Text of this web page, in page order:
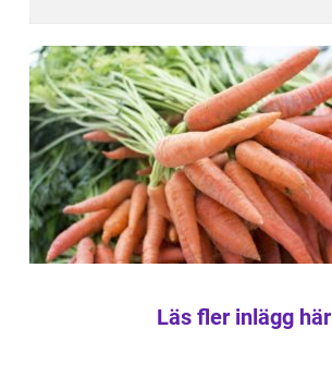
Läs fler inlägg här